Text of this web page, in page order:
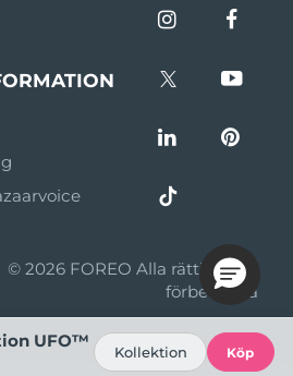
© 2026 FOREO Alla rättigheter
förbehållna
UFO™
Kollektion Köp